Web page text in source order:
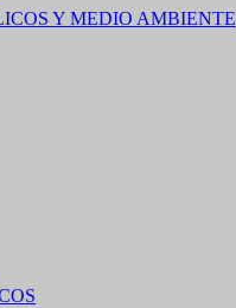
Y MEDIO AMBIENTE